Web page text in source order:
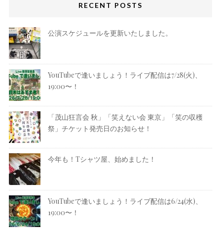
RECENT POSTS
公演スケジュールを更新いたしました。
YouTubeで逢いましょう！ライブ配信は7/28(火)、
19:00〜！
「茂山狂言会 秋」「笑えない会 東京」「笑の収穫
祭」チケット発売日のお知らせ！
今年も！Tシャツ屋、始めました！
YouTubeで逢いましょう！ライブ配信は6/24(水)、
19:00〜！